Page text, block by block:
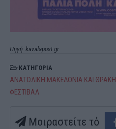
Πηγή: kavalapost.gr
ΚΑΤΗΓΟΡΙΑ
ΑΝΑΤΟΛΙΚΗ ΜΑΚΕΔΟΝΙΑ ΚΑΙ ΘΡΑΚΗ
ΦΕΣΤΙΒΑΛ
Μοιραστείτε τό